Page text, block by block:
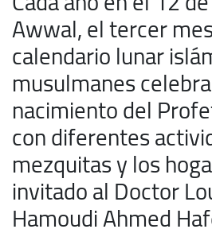
Awwal, el tercer
calendario lunar
musulmanes
nacimiento del
con diferentes
mezquitas y los
invitado al Doctor
Hamoudi Ahmed